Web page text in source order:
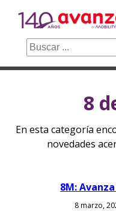
Buscar
8
En esta categoría
novedades
8M:
8 marzo,